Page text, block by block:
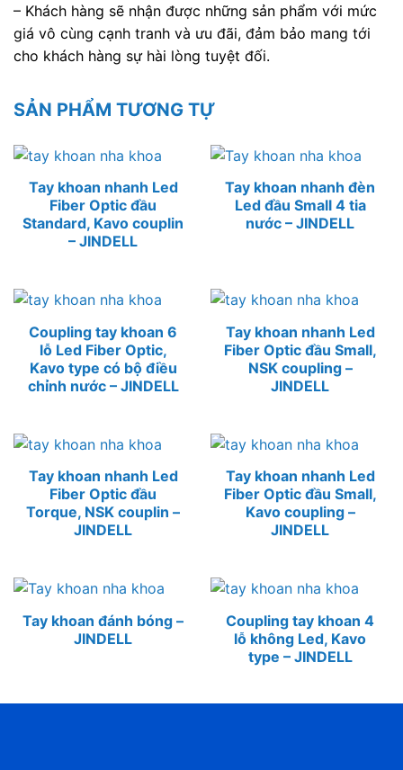
– Khách hàng sẽ nhận được những sản phẩm với mức
giá vô cùng cạnh tranh và ưu đãi, đảm bảo mang tới
cho khách hàng sự hài lòng tuyệt đối.
SẢN PHẨM TƯƠNG TỰ
Tay khoan nhanh Led
Fiber Optic đầu
Standard, Kavo couplin
– JINDELL
Tay khoan nhanh đèn
Led đầu Small 4 tia
nước – JINDELL
Coupling tay khoan 6
lỗ Led Fiber Optic,
Kavo type có bộ điều
chỉnh nước – JINDELL
Tay khoan nhanh Led
Fiber Optic đầu Small,
NSK coupling –
JINDELL
Tay khoan nhanh Led
Fiber Optic đầu
Torque, NSK couplin –
JINDELL
Tay khoan nhanh Led
Fiber Optic đầu Small,
Kavo coupling –
JINDELL
Tay khoan đánh bóng –
JINDELL
Coupling tay khoan 4
lỗ không Led, Kavo
type – JINDELL